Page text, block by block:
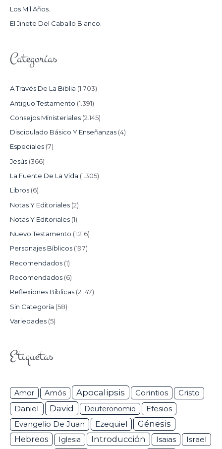
:Los Mil Años.
El Jinete Del Caballo Blanco.
Categorías
A Través De La Biblia (1.703)
Antiguo Testamento (1.391)
Consejos Ministeriales (2.145)
Discipulado Básico Y Enseñanzas (4)
Especiales (7)
Jesús (366)
La Fuente De La Vida (1.305)
Libros (6)
Notas Y Editoriales (2)
Notas Y Editoriales (1)
Nuevo Testamento (1.216)
Personajes Bíblicos (197)
Recomendados (1)
Recomendados (6)
Reflexiones Bíblicas (2.147)
Sin Categoría (58)
Variedades (5)
Etiquetas
Amor Amós Apocalipsis Corintios Cristo
Daniel David Deuteronomio Efesios
Evangelio De Juan Ezequiel
Génesis
Hebreos
Iglesia Introducción Isaias Israel